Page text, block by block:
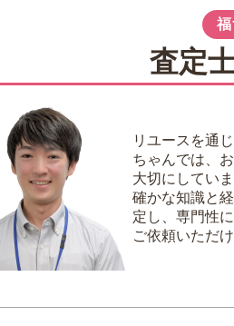
掛け軸の買い取り相場を決める要素
掛け軸の素材
掛け軸の状態
掛け軸の入手経路
中国作品は高評価◎
掛け軸を高値で買い取りしてもら
付属品をそろえる
掛け軸買い取りの実績が
福
査定
リユースを通
ちゃんでは、
大切にしていま
確かな知識と
定し、専門性
ご依頼いただ